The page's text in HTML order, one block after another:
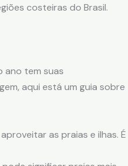
costeiras do Brasil.
ano tem suas
aqui está um guia sobre
as praias e ilhas. É